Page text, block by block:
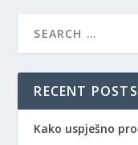
RECENT POSTS
Kako uspješno